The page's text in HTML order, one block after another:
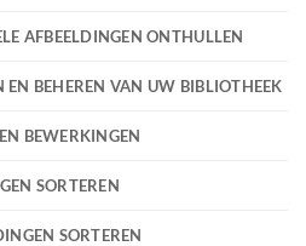
AFBEELDINGEN ONTHULLEN
BEHEREN VAN UW BIBLIOTHEEK
BEWERKINGEN
SORTEREN
SORTEREN